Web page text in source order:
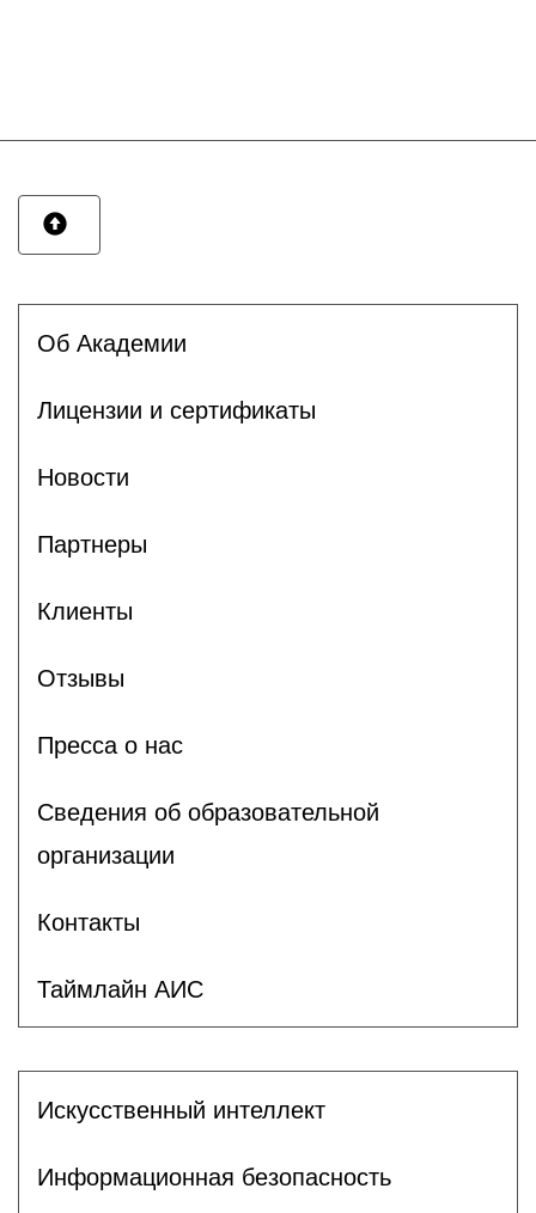
Об Академии
Лицензии и сертификаты
Новости
Партнеры
Клиенты
Отзывы
Пресса о нас
Сведения об образовательной
организации
Контакты
Таймлайн АИС
Искусственный интеллект
Информационная безопасность